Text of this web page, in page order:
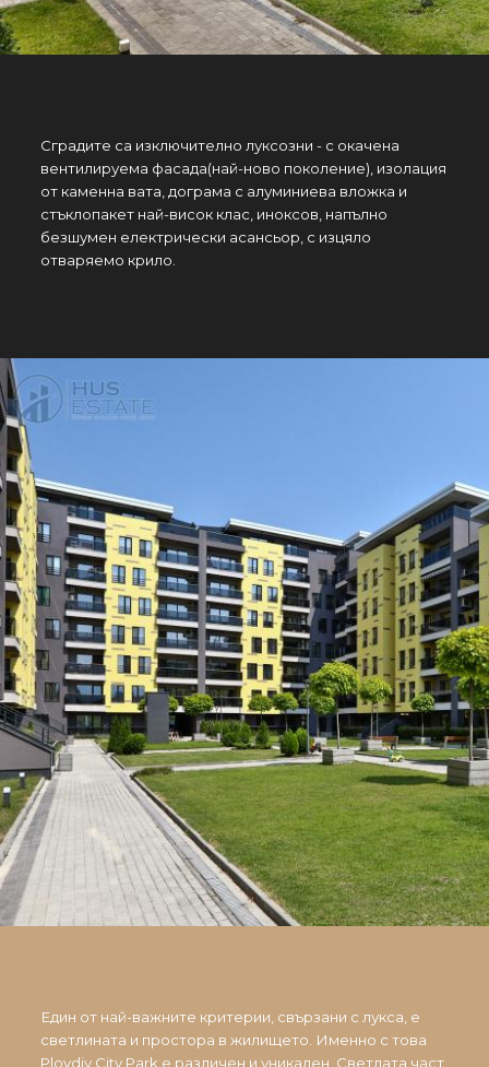
Сградите са изключително луксозни - с окачена
вентилируема фасада(най-ново поколение), изолация
от каменна вата, дограма с алуминиева вложка и
стъклопакет най-висок клас, иноксов, напълно
безшумен електрически асансьор, с изцяло
отваряемо крило.
Един от най-важните критерии, свързани с лукса, е
светлината и простора в жилището. Именно с това
Plovdiv City Park е различен и уникален. Светлата част